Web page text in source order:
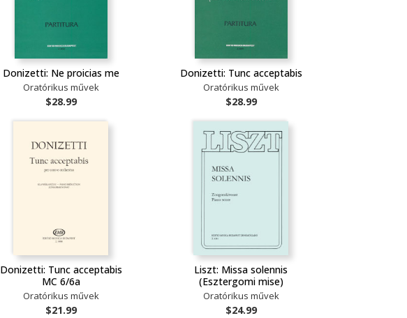
Donizetti: Ne proicias me
Oratórikus művek
$28.99
Donizetti: Tunc acceptabis
Oratórikus művek
$28.99
Donizetti: Tunc acceptabis
MC 6/6a
Oratórikus művek
$21.99
Liszt: Missa solennis
(Esztergomi mise)
Oratórikus művek
$24.99